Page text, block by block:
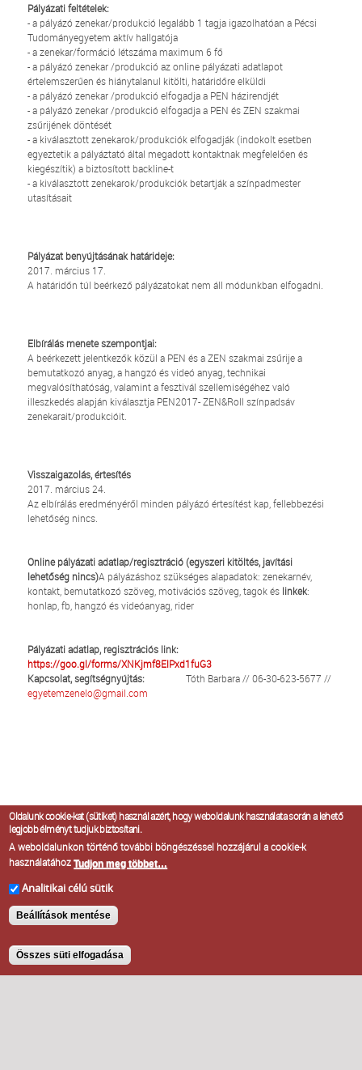
Pályázati feltételek:
- a pályázó zenekar/produkció legalább 1 tagja igazolhatóan a Pécsi
Tudományegyetem aktív hallgatója
- a zenekar/formáció létszáma maximum 6 fő
- a pályázó zenekar /produkció az online pályázati adatlapot
értelemszerűen és hiánytalanul kitölti, határidőre elküldi
- a pályázó zenekar /produkció elfogadja a PEN házirendjét
- a pályázó zenekar /produkció elfogadja a PEN és ZEN szakmai
zsűrijének döntését
- a kiválasztott zenekarok/produkciók elfogadják (indokolt esetben
egyeztetik a pályáztató által megadott kontaktnak megfelelően és
kiegészítik) a biztosított backline-t
- a kiválasztott zenekarok/produkciók betartják a színpadmester
utasításait
Pályázat benyújtásának határideje:
2017. március 17.
A határidőn túl beérkező pályázatokat nem áll módunkban elfogadni.
Elbírálás menete szempontjai:
A beérkezett jelentkezők közül a PEN és a ZEN szakmai zsűrije a
bemutatkozó anyag, a hangzó és videó anyag, technikai
megvalósíthatóság, valamint a fesztivál szellemiségéhez való
illeszkedés alapján kiválasztja PEN2017- ZEN&Roll színpadsáv
zenekarait/produkcióit.
Visszaigazolás, értesítés
2017. március 24.
Az elbírálás eredményéről minden pályázó értesítést kap, fellebbezési
lehetőség nincs.
Online pályázati adatlap/regisztráció (egyszeri kitöltés, javítási
lehetőség nincs)A pályázáshoz szükséges alapadatok: zenekarnév,
kontakt, bemutatkozó szöveg, motivációs szöveg, tagok és linkek:
honlap, fb, hangzó és videóanyag, rider
Pályázati adatlap, regisztrációs link:
https://goo.gl/forms/XNKjmf8ElPxd1fuG3
Kapcsolat, segítségnyújtás:Tóth Barbara // 06-30-623-5677 //
egyetemzenelo@gmail.com
Oldalunk cookie-kat (sütiket) használ azért, hogy weboldalunk használata során a lehető
legjobb élményt tudjuk biztosítani.
A weboldalunkon történő további böngészéssel hozzájárul a cookie-k
használatához Tudjon meg többet…
Analitikai célú sütik
Beállítások mentése
Összes süti elfogadása